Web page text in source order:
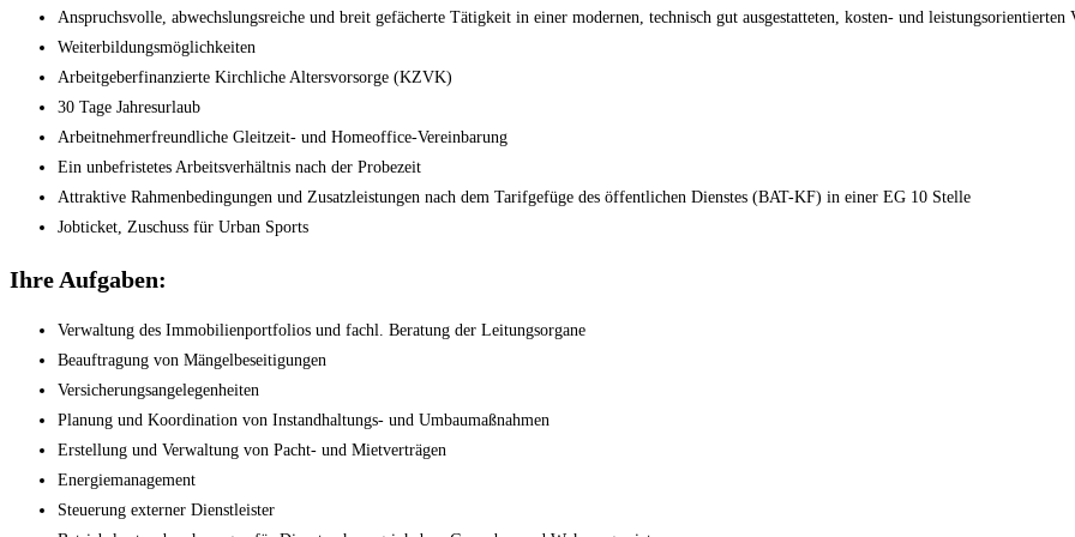
Anspruchsvolle, abwechslungsreiche und breit gefächerte Tätigkeit in einer modernen, technisch gut ausgestatteten, kosten- und leistungsorientierten
Weiterbildungsmöglichkeiten
Arbeitgeberfinanzierte Kirchliche Altersvorsorge (KZVK)
30 Tage Jahresurlaub
Arbeitnehmerfreundliche Gleitzeit- und Homeoffice-Vereinbarung
Ein unbefristetes Arbeitsverhältnis nach der Probezeit
Attraktive Rahmenbedingungen und Zusatzleistungen nach dem Tarifgefüge des öffentlichen Dienstes (BAT-KF) in einer EG 10 Stelle
Jobticket, Zuschuss für Urban Sports
Ihre Aufgaben:
Verwaltung des Immobilienportfolios und fachl. Beratung der Leitungsorgane
Beauftragung von Mängelbeseitigungen
Versicherungsangelegenheiten
Planung und Koordination von Instandhaltungs- und Umbaumaßnahmen
Erstellung und Verwaltung von Pacht- und Mietverträgen
Energiemanagement
Steuerung externer Dienstleister